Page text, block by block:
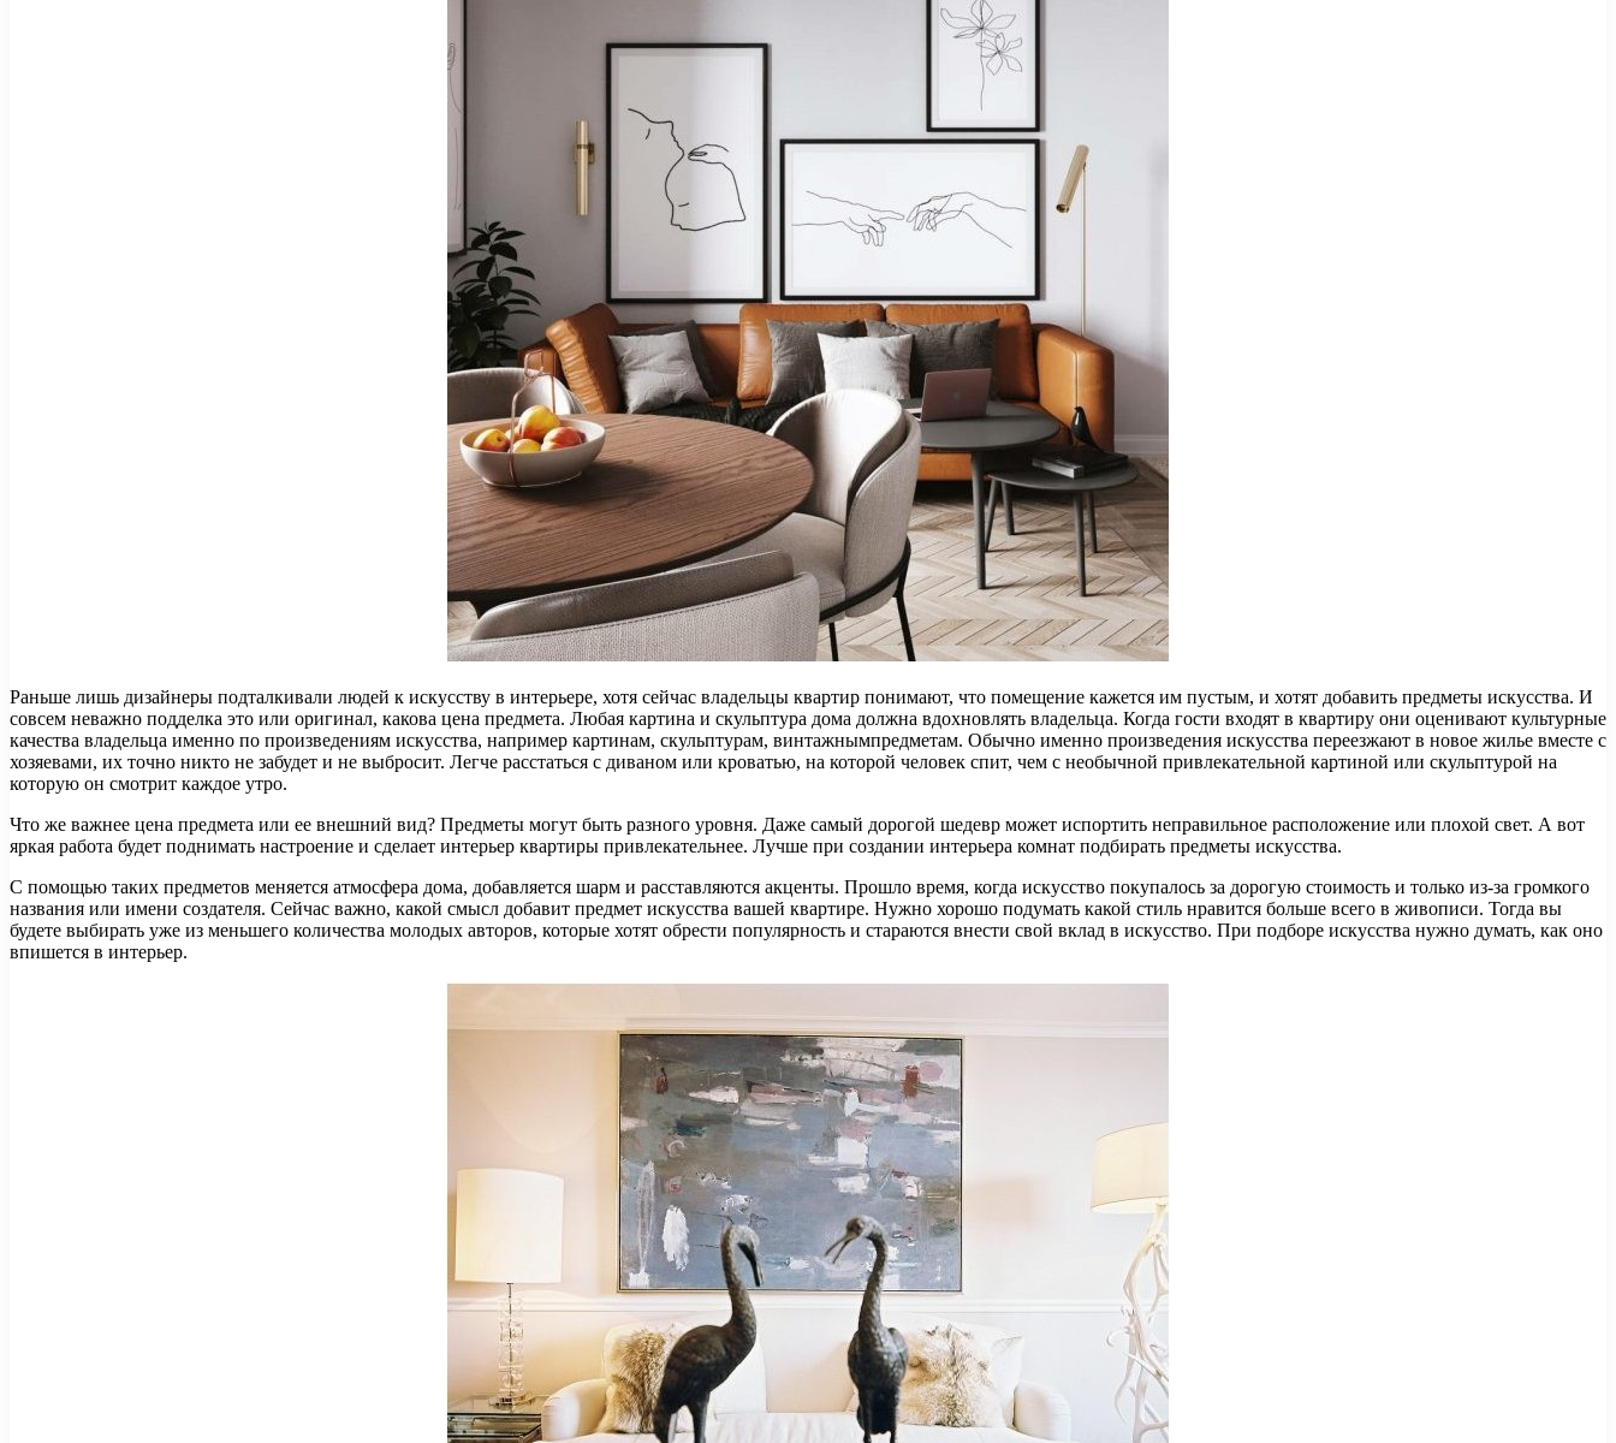
Раньше лишь дизайнеры подталкивали людей к искусству в интерьере, хотя сейчас владельцы квартир понимают, что помещение кажется им пустым, и хотят добавить предметы искусства. И
совсем неважно подделка это или оригинал, какова цена предмета. Любая картина и скульптура дома должна вдохновлять владельца. Когда гости входят в квартиру они оценивают культурные
качества владельца именно по произведениям искусства, например картинам, скульптурам, винтажнымпредметам. Обычно именно произведения искусства переезжают в новое жилье вместе с
хозяевами, их точно никто не забудет и не выбросит. Легче расстаться с диваном или кроватью, на которой человек спит, чем с необычной привлекательной картиной или скульптурой на
которую он смотрит каждое утро.
Что же важнее цена предмета или ее внешний вид? Предметы могут быть разного уровня. Даже самый дорогой шедевр может испортить неправильное расположение или плохой свет. А вот
яркая работа будет поднимать настроение и сделает интерьер квартиры привлекательнее. Лучше при создании интерьера комнат подбирать предметы искусства.
С помощью таких предметов меняется атмосфера дома, добавляется шарм и расставляются акценты. Прошло время, когда искусство покупалось за дорогую стоимость и только из-за громкого
названия или имени создателя. Сейчас важно, какой смысл добавит предмет искусства вашей квартире. Нужно хорошо подумать какой стиль нравится больше всего в живописи. Тогда вы
будете выбирать уже из меньшего количества молодых авторов, которые хотят обрести популярность и стараются внести свой вклад в искусство. При подборе искусства нужно думать, как оно
впишется в интерьер.